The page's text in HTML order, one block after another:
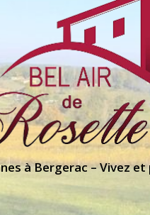
à Bergerac – Vivez